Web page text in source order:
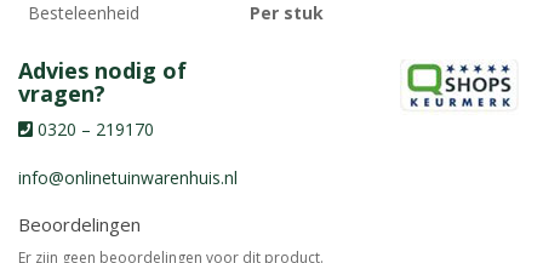
Besteleenheid
Per stuk
Advies nodig of
vragen?
0320 – 219170
info@onlinetuinwarenhuis.nl
Beoordelingen
Er zijn geen beoordelingen voor dit product.